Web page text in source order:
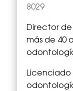
8029
Director de
más de 40
Licenciado